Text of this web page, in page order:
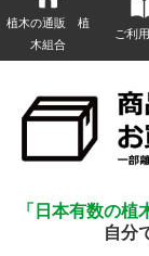
植木の通販 植
木組合
ご利
「日本有数の
自分